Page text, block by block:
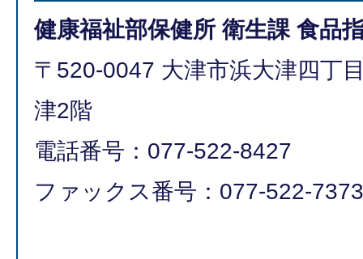
健康福祉部保健所 衛生課 食品
〒520-0047 大津市浜大津四丁
津2階
電話番号：077-522-8427
ファックス番号：077-522-7373